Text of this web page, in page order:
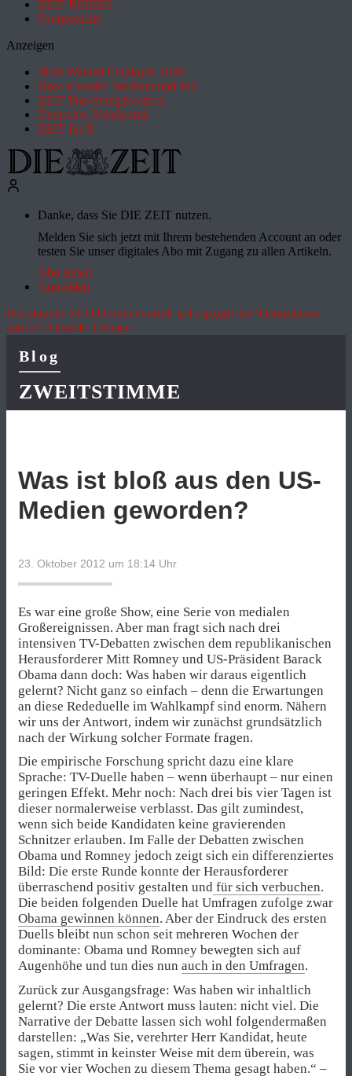
ZEIT REISEN
Partnersuche
Anzeigen
Most Wanted Employer 2026
How it works: Studium und Job
ZEIT Forschungskosmos
Deutsches Schulportal
ZEIT für X
Danke, dass Sie DIE ZEIT nutzen.
Melden Sie sich jetzt mit Ihrem bestehenden Account an oder
testen Sie unser digitales Abo mit Zugang zu allen Artikeln.
Abo testen
Anmelden
Die aktuelle ZEITDrohnenvorfall in LeipzigHitze"Deutschland
spricht"Aktuelle Themen
Blog
ZWEITSTIMME
Was ist bloß aus den US-
Medien geworden?
23. Oktober 2012 um 18:14 Uhr
Es war eine große Show, eine Serie von medialen
Großereignissen. Aber man fragt sich nach drei
intensiven TV-Debatten zwischen dem republikanischen
Herausforderer Mitt Romney und US-Präsident Barack
Obama dann doch: Was haben wir daraus eigentlich
gelernt? Nicht ganz so einfach – denn die Erwartungen
an diese Rededuelle im Wahlkampf sind enorm. Nähern
wir uns der Antwort, indem wir zunächst grundsätzlich
nach der Wirkung solcher Formate fragen.
Die empirische Forschung spricht dazu eine klare
Sprache: TV-Duelle haben – wenn überhaupt – nur einen
geringen Effekt. Mehr noch: Nach drei bis vier Tagen ist
dieser normalerweise verblasst. Das gilt zumindest,
wenn sich beide Kandidaten keine gravierenden
Schnitzer erlauben. Im Falle der Debatten zwischen
Obama und Romney jedoch zeigt sich ein differenziertes
Bild: Die erste Runde konnte der Herausforderer
überraschend positiv gestalten und für sich verbuchen.
Die beiden folgenden Duelle hat Umfragen zufolge zwar
Obama gewinnen können. Aber der Eindruck des ersten
Duells bleibt nun schon seit mehreren Wochen der
dominante: Obama und Romney bewegten sich auf
Augenhöhe und tun dies nun auch in den Umfragen.
Zurück zur Ausgangsfrage: Was haben wir inhaltlich
gelernt? Die erste Antwort muss lauten: nicht viel. Die
Narrative der Debatte lassen sich wohl folgendermaßen
darstellen: „Was Sie, verehrter Herr Kandidat, heute
sagen, stimmt in keinster Weise mit dem überein, was
Sie vor vier Wochen zu diesem Thema gesagt haben.“ –